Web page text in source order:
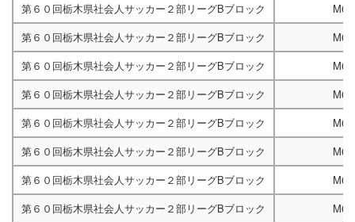
第６０回栃木県社会人サッカー２部リーグBブロック
第６０回栃木県社会人サッカー２部リーグBブロック
第６０回栃木県社会人サッカー２部リーグBブロック
第６０回栃木県社会人サッカー２部リーグBブロック
第６０回栃木県社会人サッカー２部リーグBブロック
第６０回栃木県社会人サッカー２部リーグBブロック
第６０回栃木県社会人サッカー２部リーグBブロック
第６０回栃木県社会人サッカー２部リーグBブロック